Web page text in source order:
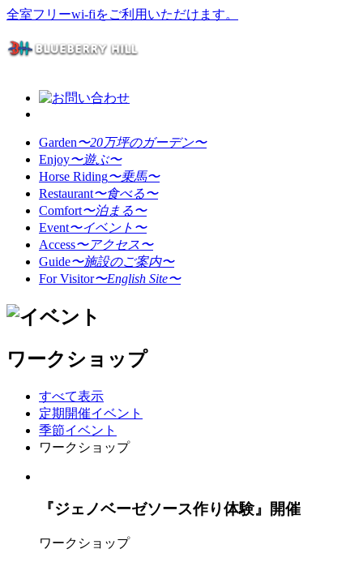
全室フリーwi-fiをご利用いただけます。
Garden〜20万坪のガーデン〜
Enjoy〜遊ぶ〜
Horse Riding〜乗馬〜
Restaurant〜食べる〜
Comfort〜泊まる〜
Event〜イベント〜
Access〜アクセス〜
Guide〜施設のご案内〜
For Visitor〜English Site〜
ワークショップ
すべて表示
定期開催イベント
季節イベント
ワークショップ
『ジェノベーゼソース作り体験』開催
ワークショップ